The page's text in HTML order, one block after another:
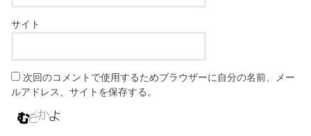
サイト
次回のコメントで使用するためブラウザーに自分の名前、メー
ルアドレス、サイトを保存する。